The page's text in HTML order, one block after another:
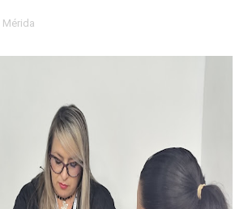
talleres para aspirantes al curso de
académica de médicos en
economía comunal en El Vigía con
Mérida